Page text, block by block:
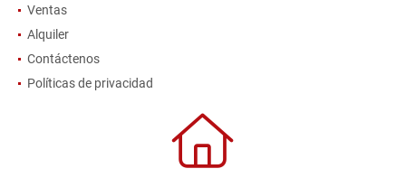
Ventas
Alquiler
Contáctenos
Políticas de privacidad